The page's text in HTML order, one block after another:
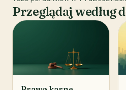
Przeglądaj według